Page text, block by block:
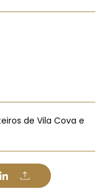
de Vila Cova e